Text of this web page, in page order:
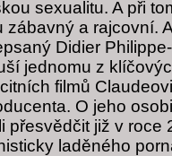
sexualitu. A při
zábavný a rajcovní.
Didier
jednomu z
filmů
O jeho
přesvědčit již v roce
laděného